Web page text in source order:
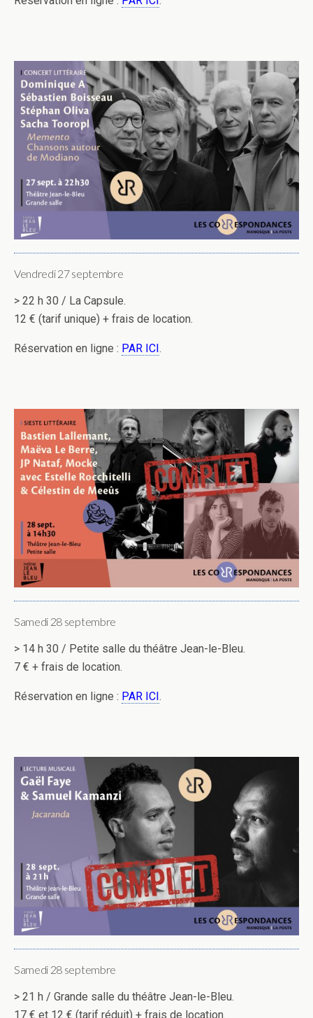
Vendredi 27 septembre
> 22 h 30 / La Capsule.
12 € (tarif unique) + frais de location.
Réservation en ligne : PAR ICI.
Samedi 28 septembre
> 14 h 30 / Petite salle du théâtre Jean-le-Bleu.
7 € + frais de location.
Réservation en ligne : PAR ICI.
Samedi 28 septembre
> 21 h / Grande salle du théâtre Jean-le-Bleu.
17 € et 12 € (tarif réduit) + frais de location.